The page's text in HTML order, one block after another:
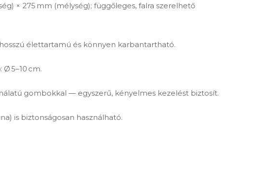
× 275 mm (mélység); függőleges, falra szerelhető
élettartamú és könnyen karbantartható.
5–10 cm.
gombokkal — egyszerű, kényelmes kezelést biztosít.
is biztonságosan használható.